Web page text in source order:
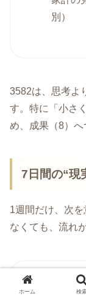
別）
3582は、思考よ
す。特に「小さ
め、成果（8）へ
7日間の“現
1週間だけ、次
なくても、流れ
毎日、
ホーム 検